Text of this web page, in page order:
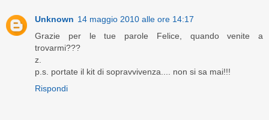
Unknown 14 maggio 2010 alle ore 14:17
Grazie per le tue parole Felice, quando venite a
trovarmi???
z.
p.s. portate il kit di sopravvivenza.... non si sa mai!!!
Rispondi